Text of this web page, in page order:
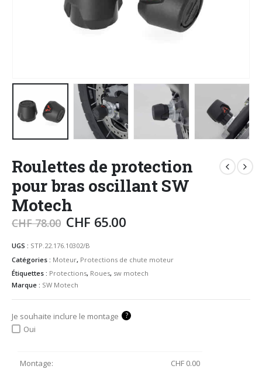
Roulettes de protection
pour bras oscillant SW
Motech
CHF78.00 CHF 65.00
UGS : STP.22.176.10302/B
Catégories : Moteur, Protections de chute moteur
Étiquettes : Protections, Roues, sw motech
Marque : SW Motech
Je souhaite inclure le montage ?
Oui
Montage: CHF 0.00